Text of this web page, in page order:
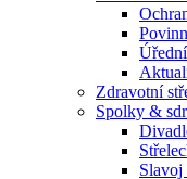
Zdravotní
Spolky &
Slavoj